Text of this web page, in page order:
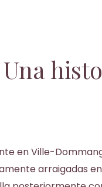
Una
en Ville-
arraigadas